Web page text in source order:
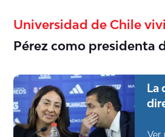
Universidad de Chile
Pérez como presidenta
La
Ver